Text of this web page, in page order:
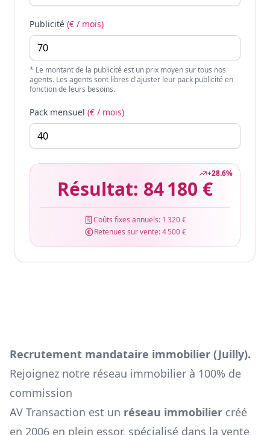
Publicité (€ / mois)
* Le montant de la publicité est un prix moyen sur tous nos
agents. Les agents sont libres d'ajuster leur pack publicité en
fonction de leurs besoins.
Pack mensuel (€ / mois)
+28.6%
Résultat: 84 180 €
Coûts fixes annuels: 1 320 €
Retenues sur vente:4 500 €
Recrutement mandataire immobilier (Juilly).
Rejoignez notre réseau immobilier à 100% de
commission
AV Transaction est un réseau immobilier créé
en 2006 en plein essor, spécialisé dans la vente